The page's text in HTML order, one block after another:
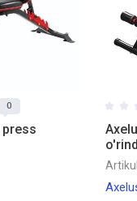
0
press